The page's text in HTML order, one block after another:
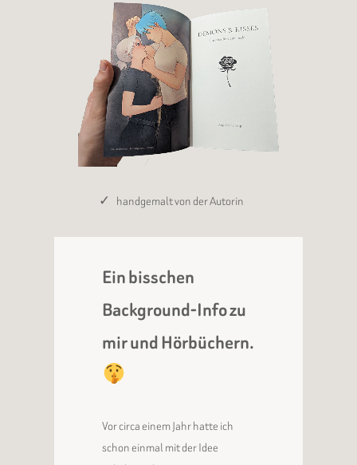
handgemalt von der Autorin
Ein bisschen
Background-Info zu
mir und Hörbüchern.
Vor circa einem Jahr hatte ich
schon einmal mit der Idee